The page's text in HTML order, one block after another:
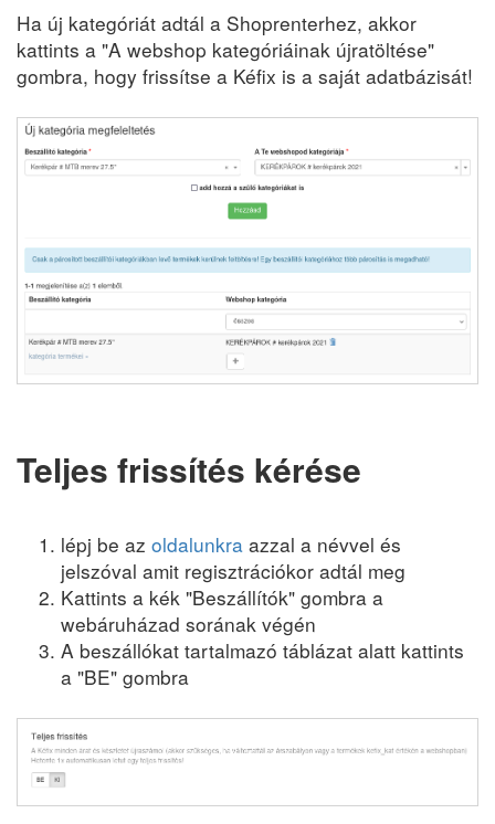
Ha új kategóriát adtál a Shoprenterhez, akkor
kattints a "A webshop kategóriáinak újratöltése"
gombra, hogy frissítse a Kéfix is a saját adatbázisát!
Teljes frissítés kérése
lépj be az oldalunkra azzal a névvel és
jelszóval amit regisztrációkor adtál meg
Kattints a kék "Beszállítók" gombra a
webáruházad sorának végén
A beszállókat tartalmazó táblázat alatt kattints
a "BE" gombra